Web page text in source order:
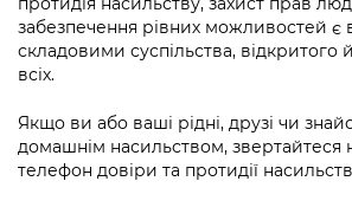
забезпечення рівних можливостей
складовими суспільства, відкритого
всіх.
Якщо ви або ваші рідні, друзі чи
домашнім насильством, звертайтеся
телефон довіри та протидії